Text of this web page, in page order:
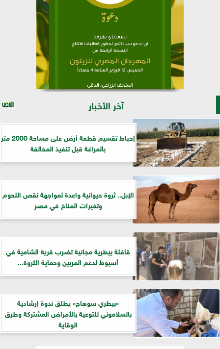
آخر الأخبار
إحباط تقسيم قطعة أرض على مساحة 2000 متر
بالمراغة قبل تنفيذ المخالفة
الإبل.. ثروة حيوانية واعدة لمواجهة نقص اللحوم
وتغيرات المناخ في مصر
قافلة بيطرية مجانية تضرب قرية الشامية في
أسيوط لدعم المربين وحماية الثروة...
«بيطري سوهاج» يطلق ندوة إرشادية
بالسلاموني للتوعية بالأمراض المشتركة وطرق
الوقاية